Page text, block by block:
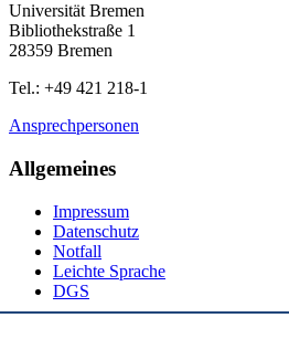
Universität Bremen
Bibliothekstraße 1
28359 Bremen
Tel.: +49 421 218-1
Ansprechpersonen
Allgemeines
Impressum
Datenschutz
Notfall
Leichte Sprache
DGS